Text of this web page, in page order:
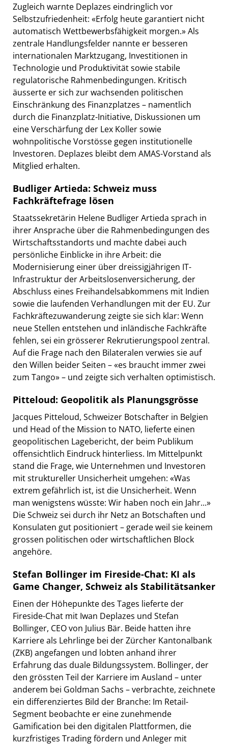
Zugleich warnte Deplazes eindringlich vor
Selbstzufriedenheit: «Erfolg heute garantiert nicht
automatisch Wettbewerbsfähigkeit morgen.» Als
zentrale Handlungsfelder nannte er besseren
internationalen Marktzugang, Investitionen in
Technologie und Produktivität sowie stabile
regulatorische Rahmenbedingungen. Kritisch
äusserte er sich zur wachsenden politischen
Einschränkung des Finanzplatzes – namentlich
durch die Finanzplatz-Initiative, Diskussionen um
eine Verschärfung der Lex Koller sowie
wohnpolitische Vorstösse gegen institutionelle
Investoren. Deplazes bleibt dem AMAS-Vorstand als
Mitglied erhalten.
Budliger Artieda: Schweiz muss
Fachkräftefrage lösen
Staatssekretärin Helene Budliger Artieda sprach in
ihrer Ansprache über die Rahmenbedingungen des
Wirtschaftsstandorts und machte dabei auch
persönliche Einblicke in ihre Arbeit: die
Modernisierung einer über dreissigjährigen IT-
Infrastruktur der Arbeitslosenversicherung, der
Abschluss eines Freihandelsabkommens mit Indien
sowie die laufenden Verhandlungen mit der EU. Zur
Fachkräftezuwanderung zeigte sie sich klar: Wenn
neue Stellen entstehen und inländische Fachkräfte
fehlen, sei ein grösserer Rekrutierungspool zentral.
Auf die Frage nach den Bilateralen verwies sie auf
den Willen beider Seiten – «es braucht immer zwei
zum Tango» – und zeigte sich verhalten optimistisch.
Pitteloud: Geopolitik als Planungsgrösse
Jacques Pitteloud, Schweizer Botschafter in Belgien
und Head of the Mission to NATO, lieferte einen
geopolitischen Lagebericht, der beim Publikum
offensichtlich Eindruck hinterliess. Im Mittelpunkt
stand die Frage, wie Unternehmen und Investoren
mit struktureller Unsicherheit umgehen: «Was
extrem gefährlich ist, ist die Unsicherheit. Wenn
man wenigstens wüsste: Wir haben noch ein Jahr...»
Die Schweiz sei durch ihr Netz an Botschaften und
Konsulaten gut positioniert – gerade weil sie keinem
grossen politischen oder wirtschaftlichen Block
angehöre.
Stefan Bollinger im Fireside-Chat: KI als
Game Changer, Schweiz als Stabilitätsanker
Einen der Höhepunkte des Tages lieferte der
Fireside-Chat mit Iwan Deplazes und Stefan
Bollinger, CEO von Julius Bär. Beide hatten ihre
Karriere als Lehrlinge bei der Zürcher Kantonalbank
(ZKB) angefangen und lobten anhand ihrer
Erfahrung das duale Bildungssystem. Bollinger, der
den grössten Teil der Karriere im Ausland – unter
anderem bei Goldman Sachs – verbrachte, zeichnete
ein differenziertes Bild der Branche: Im Retail-
Segment beobachte er eine zunehmende
Gamification bei den digitalen Plattformen, die
kurzfristiges Trading fördern und Anleger mit